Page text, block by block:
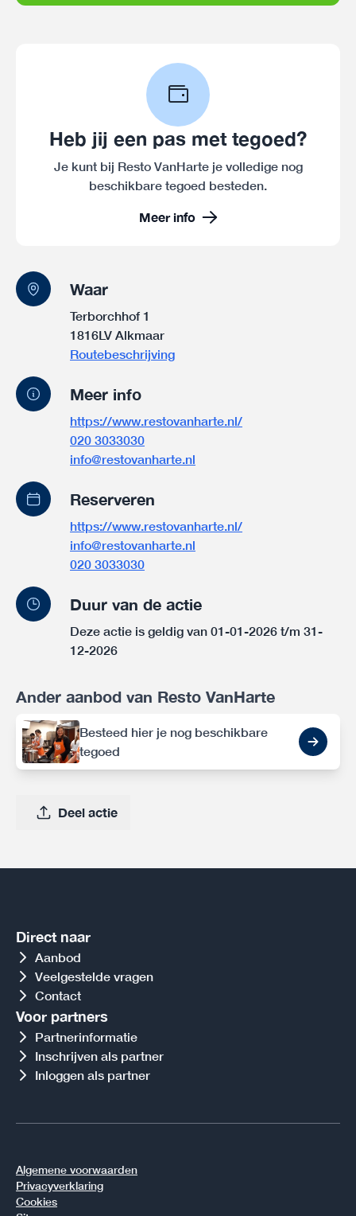
Heb jij een pas met tegoed?
Je kunt bij Resto VanHarte je volledige nog
beschikbare tegoed besteden.
Meer info
Waar
Terborchhof 1
1816LV Alkmaar
Routebeschrijving
Meer info
https://www.restovanharte.nl/
020 3033030
info@restovanharte.nl
Reserveren
https://www.restovanharte.nl/
info@restovanharte.nl
020 3033030
Duur van de actie
Deze actie is geldig van 01-01-2026 t/m 31-
12-2026
Ander aanbod van Resto VanHarte
Besteed hier je nog beschikbare
tegoed
Deel actie
Direct naar
Aanbod
Veelgestelde vragen
Contact
Voor partners
Partnerinformatie
Inschrijven als partner
Inloggen als partner
Algemene voorwaarden
Privacyverklaring
Cookies